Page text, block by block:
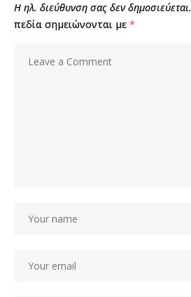
Η ηλ. διεύθυνση σας δεν δημοσιεύεται.
πεδία σημειώνονται με *